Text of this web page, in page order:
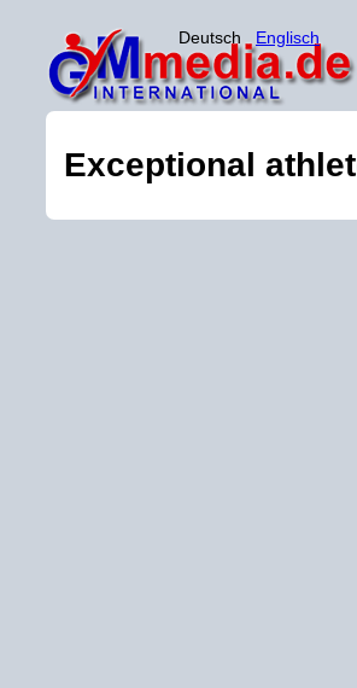
Deutsch Englisch
Exceptional